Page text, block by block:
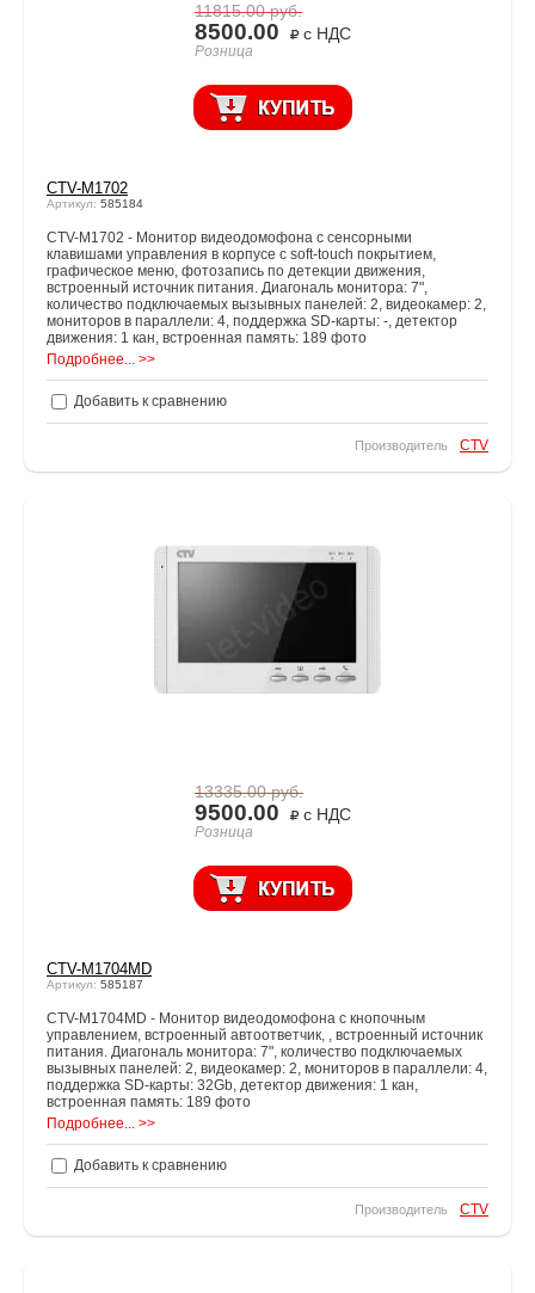
11815.00руб.
8500.00 с НДС
Розница
CTV-M1702
Артикул: 585184
CTV-M1702 - Монитор видеодомофона с сенсорными
клавишами управления в корпусе с soft-touch покрытием,
графическое меню, фотозапись по детекции движения,
встроенный источник питания. Диагональ монитора: 7",
количество подключаемых вызывных панелей: 2, видеокамер: 2,
мониторов в параллели: 4, поддержка SD-карты: -, детектор
движения: 1 кан, встроенная память: 189 фото
Подробнее... >>
Добавить к сравнению
Производитель CTV
13335.00руб.
9500.00 с НДС
Розница
CTV-M1704MD
Артикул: 585187
CTV-M1704MD - Монитор видеодомофона с кнопочным
управлением, встроенный автоответчик, , встроенный источник
питания. Диагональ монитора: 7", количество подключаемых
вызывных панелей: 2, видеокамер: 2, мониторов в параллели: 4,
поддержка SD-карты: 32Gb, детектор движения: 1 кан,
встроенная память: 189 фото
Подробнее... >>
Добавить к сравнению
Производитель CTV